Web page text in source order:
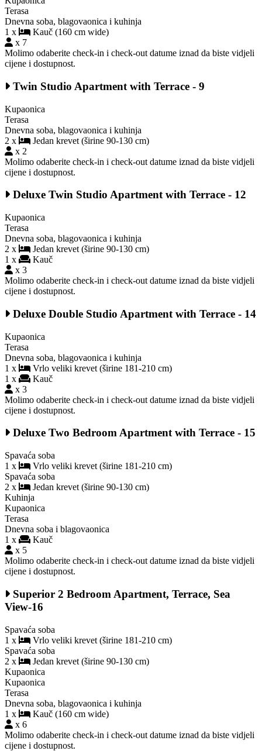
Terasa
Dnevna soba, blagovaonica i kuhinja
1 x
Kauč (160 cm wide)
x 7
Molimo odaberite check-in i check-out datume iznad da biste vidjeli
cijene i dostupnost.
Twin Studio Apartment with Terrace - 9
Kupaonica
Terasa
Dnevna soba, blagovaonica i kuhinja
2 x
Jedan krevet (širine 90-130 cm)
x 2
Molimo odaberite check-in i check-out datume iznad da biste vidjeli
cijene i dostupnost.
Deluxe Twin Studio Apartment with Terrace - 12
Kupaonica
Terasa
Dnevna soba, blagovaonica i kuhinja
2 x
Jedan krevet (širine 90-130 cm)
1 x
Kauč
x 3
Molimo odaberite check-in i check-out datume iznad da biste vidjeli
cijene i dostupnost.
Deluxe Double Studio Apartment with Terrace - 14
Kupaonica
Terasa
Dnevna soba, blagovaonica i kuhinja
1 x
Vrlo veliki krevet (širine 181-210 cm)
1 x
Kauč
x 3
Molimo odaberite check-in i check-out datume iznad da biste vidjeli
cijene i dostupnost.
Deluxe Two Bedroom Apartment with Terrace - 15
Spavaća soba
1 x
Vrlo veliki krevet (širine 181-210 cm)
Spavaća soba
2 x
Jedan krevet (širine 90-130 cm)
Kuhinja
Kupaonica
Terasa
Dnevna soba i blagovaonica
1 x
Kauč
x 5
Molimo odaberite check-in i check-out datume iznad da biste vidjeli
cijene i dostupnost.
Superior 2 Bedroom Apartment, Terrace, Sea
View-16
Spavaća soba
1 x
Vrlo veliki krevet (širine 181-210 cm)
Spavaća soba
2 x
Jedan krevet (širine 90-130 cm)
Kupaonica
Kupaonica
Terasa
Dnevna soba, blagovaonica i kuhinja
1 x
Kauč (160 cm wide)
x 6
Molimo odaberite check-in i check-out datume iznad da biste vidjeli
cijene i dostupnost.